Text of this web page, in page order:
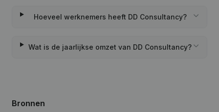
Hoeveel werknemers heeft DD Consultancy?
Wat is de jaarlijkse omzet van DD Consultancy?
Bronnen